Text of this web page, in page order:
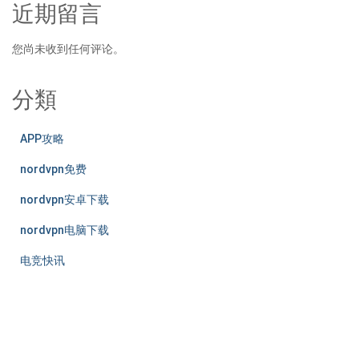
近期留言
您尚未收到任何评论。
分類
APP攻略
nordvpn免费
nordvpn安卓下载
nordvpn电脑下载
电竞快讯